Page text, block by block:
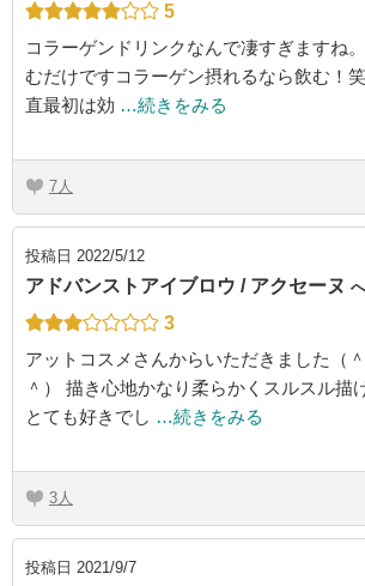
5
コラーゲンドリンクなんで凄すぎますね
むだけですコラーゲン摂れるなら飲む！
直最初は効 …続きをみる
7
投稿日 2022/5/12
アドバンストアイブロウ / アクセーヌ
3
アットコスメさんからいただきました（
＾） 描き心地かなり柔らかくスルスル描
とても好きでし …続きをみる
3
投稿日 2021/9/7